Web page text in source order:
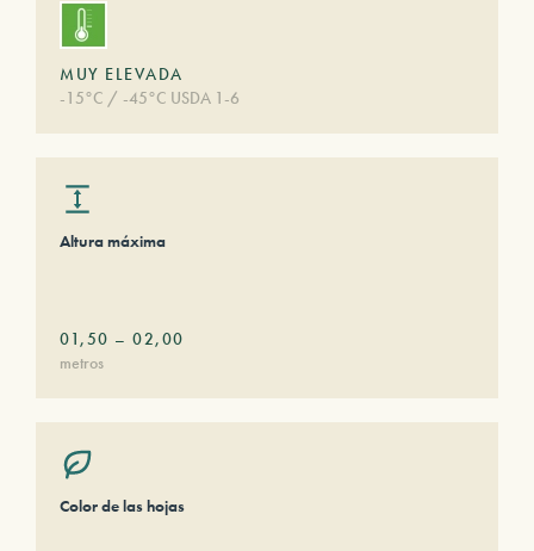
MUY ELEVADA
-15°C / -45°C USDA 1-6
Altura máxima
01,50 – 02,00
metros
Color de las hojas